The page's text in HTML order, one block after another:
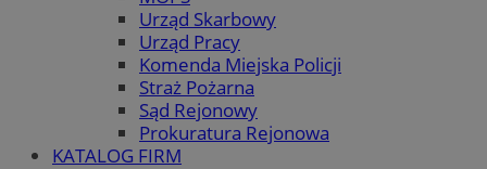
Urząd Skarbowy
Urząd Pracy
Komenda Miejska Policji
Straż Pożarna
Sąd Rejonowy
Prokuratura Rejonowa
KATALOG FIRM